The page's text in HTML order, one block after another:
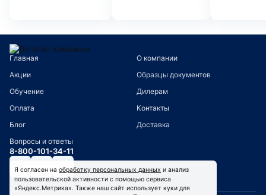
Главная
О компании
Акции
Образцы документов
Обучение
Дилерам
Оплата
Контакты
Блог
Доставка
Вопросы и ответы
8-800-101-34-11
Я согласен на обработку персональных данных и анализ
пользовательской активности с помощью сервиса
«Яндекс.Метрика». Также наш сайт использует куки для